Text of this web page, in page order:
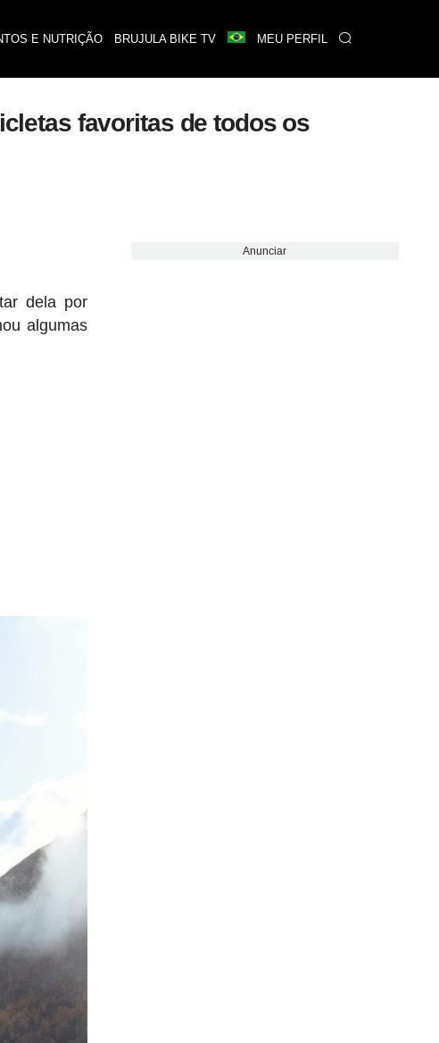
E NUTRIÇÃO BRUJULA BIKE TV MEU PERFIL
favoritas de todos os
dela por
algumas
Anunciar